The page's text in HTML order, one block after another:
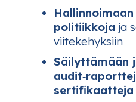
politiikkoja ja
viitekehyksiin
Säilyttämään
sertifikaatteja